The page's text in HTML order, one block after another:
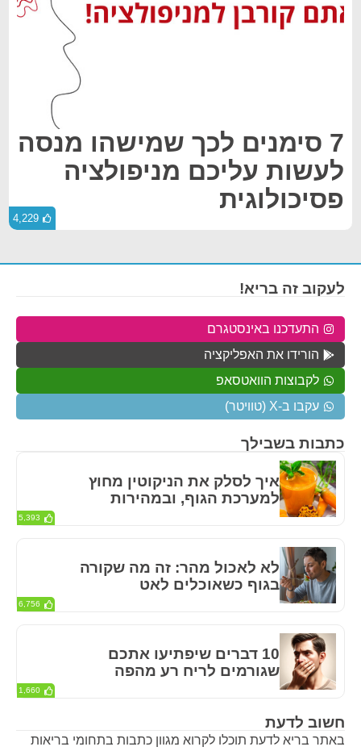
7 סימנים לכך שמישהו מנסה
לעשות עליכם מניפולציה
פסיכולוגית
4,229
חשוב לדעת
באתר בריא לדעת תוכלו לקרוא מגוון כתבות בתחומי בריאות
כתבות בשבילך
איך לסלק את הניקוטין מחוץ
למערכת הגוף, ובמהירות
5,393
לא לאכול מהר: זה מה שקורה
בגוף כשאוכלים לאט
6,756
10 דברים שיפתיעו אתכם
שגורמים לריח רע מהפה
1,660
לעקוב זה בריא!
התעדכנו באינסטגרם
הורידו את האפליקציה
לקבוצות הוואטסאפ
עקבו ב-X (טוויטר)